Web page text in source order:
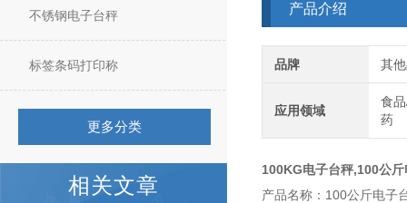
不锈钢电子台秤
标签条码打印称
更多分类
相关文章
产品介绍
品牌 其
应用领域
食
药
100KG电子台秤,100公
产品名称：100公斤电子